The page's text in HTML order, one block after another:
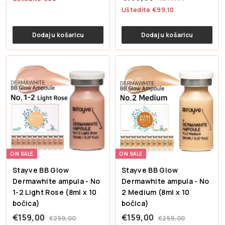
a
j
n
c
i
j
e
a
9
,
0
v
n
a
i
j
e
n
a
,
0
Dodaj u košaricu
r
d
a
j
a
c
i
j
n
a
1
9
,
0
e
o
v
n
c
i
j
e
n
a
9
,
0
0
Uštedite €99,10
Dodaj u košaricu
ON SALE
Stayve BB Glow
Dermawhite ampula - No
1-2 Light Rose (8ml x 10
bočica)
P
€159,00 €R
€259,00€
ON SALE
Stayve BB Glow
Dermawhite ampula - No
2 Medium (8ml x 10
bočica)
P
€159,00 €R
€259,00€